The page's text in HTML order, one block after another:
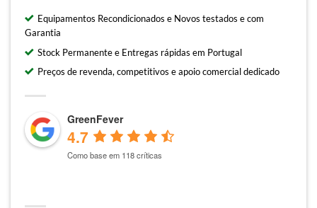
Equipamentos Recondicionados e Novos testados e com
Garantia
Stock Permanente e Entregas rápidas em Portugal
Preços de revenda, competitivos e apoio comercial dedicado
GreenFever
4.7
Como base em 118 críticas